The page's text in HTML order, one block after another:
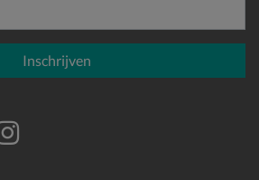
Inschrijven